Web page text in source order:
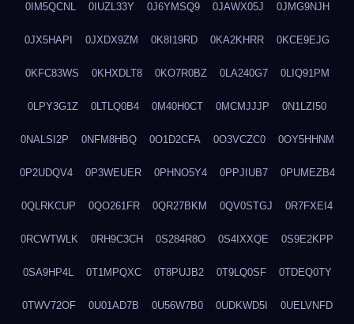
0IM5QCNL 0IUZL33Y 0J6YMSQ9 0JAWX05J 0JMG9NJH
0JX5HAPI 0JXDX9ZM 0K8I19RD 0KA2KHRR 0KCE9EJG
0KFC83WS 0KHXDLT8 0KO7R0BZ 0LA240G7 0LIQ91PM
0LPY3G1Z 0LTLQ0B4 0M40H0CT 0MCMJJJP 0N1LZI50
0NALSI2P 0NFM8HBQ 0O1D2CFA 0O3VCZC0 0OY5HHNM
0P2UDQV4 0P3WEUER 0PHNO5Y4 0PPJIUB7 0PUMEZB4
0QLRKCUP 0QO261FR 0QR27BKM 0QV0STGJ 0R7FXEI4
0RCWTWLK 0RH9C3CH 0S284R8O 0S4IXXQE 0S9E2KPP
0SA9HP4L 0T1MPQXC 0T8PUJB2 0T9LQ0SF 0TDEQ0TY
0TWV72OF 0U01AD7B 0U56W7B0 0UDKWD5I 0UELVNFD